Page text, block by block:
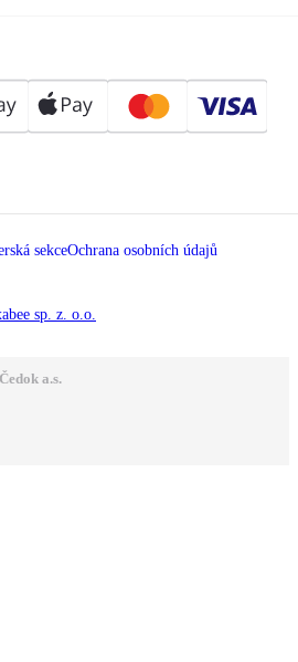
sekceOchrana osobních údajů
sp. z. o.o.
a.s.